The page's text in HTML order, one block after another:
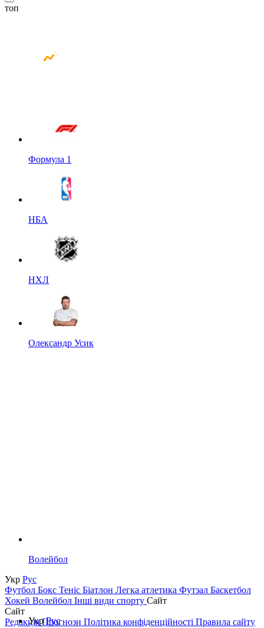
топ
Формула 1
НБА
НХЛ
Олександр Усик
Волейбол
Укр Рус
Футбол Бокс Теніс Біатлон Легка атлетика Футзал Баскетбол
Хокей Волейбол Інші види спорту Сайт
Сайт
РедакціяПрогнози Політика конфіденційності Правила сайту
УкрРус